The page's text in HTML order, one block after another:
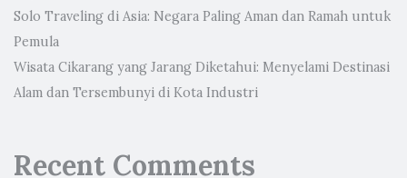
Solo Traveling di Asia: Negara Paling Aman dan Ramah untuk
Pemula
Wisata Cikarang yang Jarang Diketahui: Menyelami Destinasi
Alam dan Tersembunyi di Kota Industri
Recent Comments